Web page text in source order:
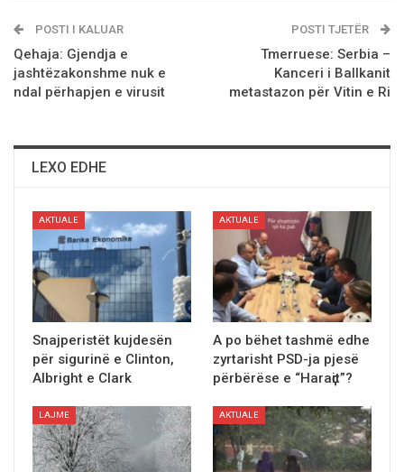
POSTI I KALUAR
Qehaja: Gjendja e
jashtëzakonshme nuk e
ndal përhapjen e virusit
POSTI TJETËR
Tmerruese: Serbia –
Kanceri i Ballkanit
metastazon për Vitin e Ri
LEXO EDHE
AKTUALE
Snajperistët kujdesën
për sigurinë e Clinton,
Albright e Clark
AKTUALE
A po bëhet tashmë edhe
zyrtarisht PSD-ja pjesë
përbërëse e “Haraҫit”?
LAJME AKTUALE